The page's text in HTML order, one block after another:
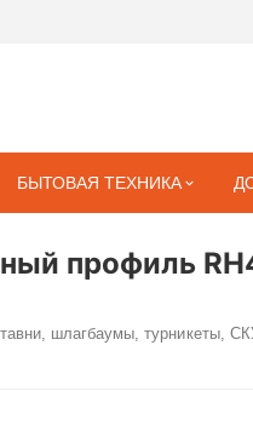
БЫТОВАЯ ТЕХНИКА
профиль
шлагбаумы, турникеты,